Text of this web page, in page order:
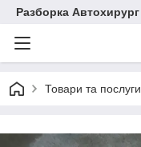
Разборка Автохирург
Товари та послуги